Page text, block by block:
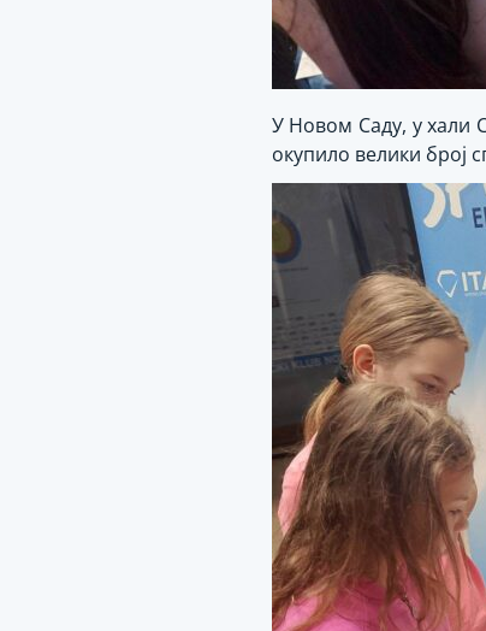
У Новом Саду, у хали
окупило велики број